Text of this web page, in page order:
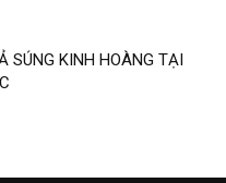
SÚNG KINH HOÀNG TẠI